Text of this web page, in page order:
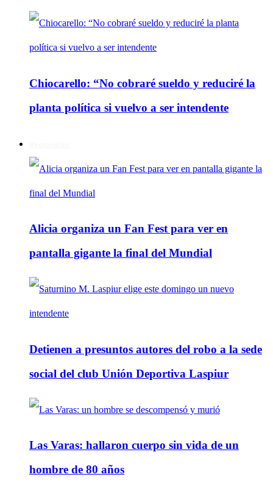
Chiocarello: “No cobraré sueldo y reduciré la
planta política si vuelvo a ser intendente
Alicia organiza un Fan Fest para ver en
pantalla gigante la final del Mundial
Detienen a presuntos autores del robo a la sede
social del club Unión Deportiva Laspiur
Las Varas: hallaron cuerpo sin vida de un
hombre de 80 años